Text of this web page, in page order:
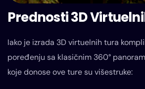
Prednosti 3D
Iako je izrada 3D virtuelnih tura
poređenju sa klasičnim 360°
koje donose ove ture su višestruke: